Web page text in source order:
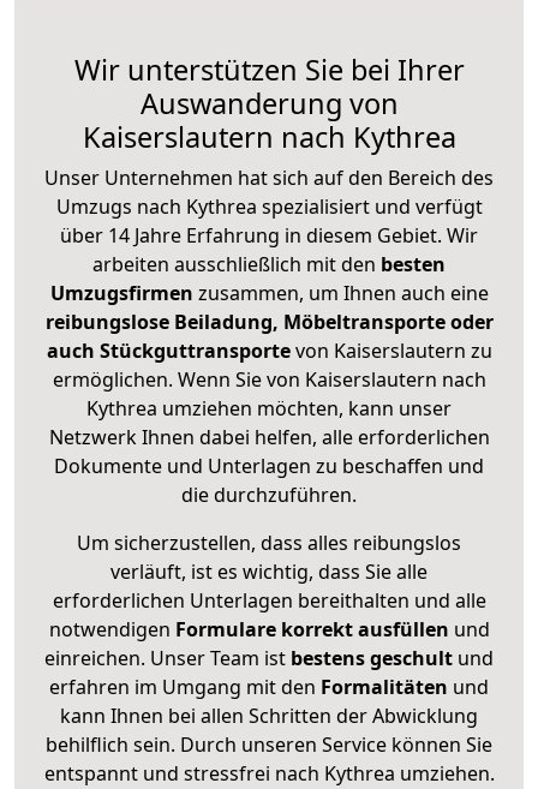
Wir unterstützen Sie bei Ihrer
Auswanderung von
Kaiserslautern nach Kythrea
Unser Unternehmen hat sich auf den Bereich des
Umzugs nach Kythrea spezialisiert und verfügt
über 14 Jahre Erfahrung in diesem Gebiet. Wir
arbeiten ausschließlich mit den besten
Umzugsfirmen zusammen, um Ihnen auch eine
reibungslose Beiladung, Möbeltransporte oder
auch Stückguttransportevon Kaiserslautern zu
ermöglichen. Wenn Sie von Kaiserslautern nach
Kythrea umziehen möchten, kann unser
Netzwerk Ihnen dabei helfen, alle erforderlichen
Dokumente und Unterlagen zu beschaffen und
die durchzuführen.
Um sicherzustellen, dass alles reibungslos
verläuft, ist es wichtig, dass Sie alle
erforderlichen Unterlagen bereithalten und alle
notwendigen Formulare korrekt ausfüllen und
einreichen. Unser Team ist bestens geschult und
erfahren im Umgang mit den Formalitäten und
kann Ihnen bei allen Schritten der Abwicklung
behilflich sein. Durch unseren Service können Sie
entspannt und stressfrei nach Kythrea umziehen.